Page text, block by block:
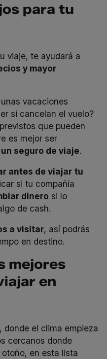
para tu
viaje, te ayudará a
y mayor
vacaciones
si cancelan el vuelo?
que pueden
es mejor ser
seguro de viaje.
antes de viajar tu
si tu compañía
dinero si lo
de cash.
a visitar, así podrás
en destino.
mejores
en
donde el clima empieza
cercanos donde
en esta lista